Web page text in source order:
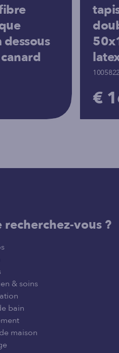
€
recherchez-vous ?
& soins
bain
maison